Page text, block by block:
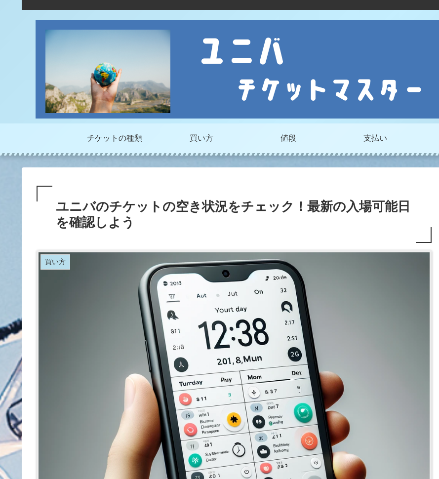
チケットの種類 買い方 値段 支払い
ユニバのチケットの空き状況をチェック！最新の入場可能日
を確認しよう
買い方